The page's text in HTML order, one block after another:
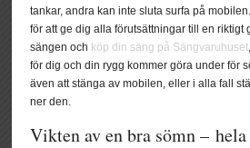
tankar, andra kan inte sluta surfa på
för att ge dig alla förutsättningar till en riktigt
sängen och köp din säng på Sängvaruhuset
för dig och din rygg kommer göra under för
även att stänga av mobilen, eller i alla fall
ner den.
Vikten av en bra sömn –